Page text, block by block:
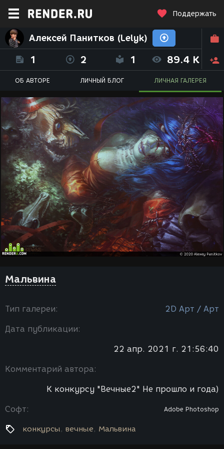
Поддержать
Алексей Панитков (Lelyk)
1 2 1 89.4 K
ОБ АВТОРЕ ЛИЧНЫЙ БЛОГ ЛИЧНАЯ ГАЛЕРЕЯ
Мальвина
Тип галереи: 2D Арт / Арт
Дата публикации:
22 апр. 2021 г. 21:56:40
Комментарий автора:
К конкурсу "Вечные2" Не прошло и года)
Софт: Adobe Photoshop
конкурсы вечные Мальвина